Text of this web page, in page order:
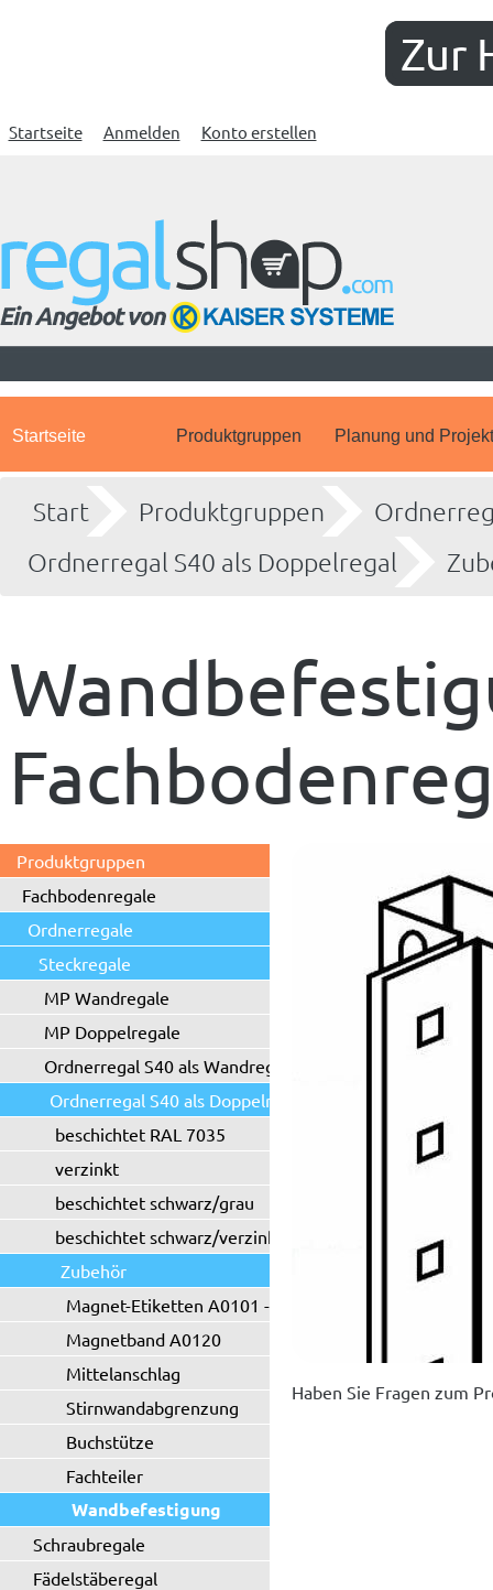
Zur
Startseite Anmelden Konto erstellen
Startseite Produktgruppen Planung und
Start Produktgruppen
Ordnerregal S40 als Doppelregal
Produktgruppen
Fachbodenregale
Ordnerregale
Steckregale
MP Wandregale
MP Doppelregale
Ordnerregal S40 als Wandregal
Ordnerregal S40 als Doppelregal
beschichtet RAL 7035
verzinkt
beschichtet schwarz/grau
beschichtet schwarz/verzinkt
Zubehör
Magnet-Etiketten A0101 - A0102
Magnetband A0120
Mittelanschlag
Stirnwandabgrenzung
Buchstütze
Fachteiler
Wandbefestigung
Schraubregale
Fädelstäberegal
Haben Sie Fragen zum